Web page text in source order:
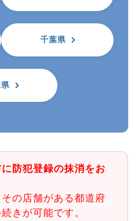
千葉県
防犯登録の抹消をお
の店舗がある都道府
きが可能です。